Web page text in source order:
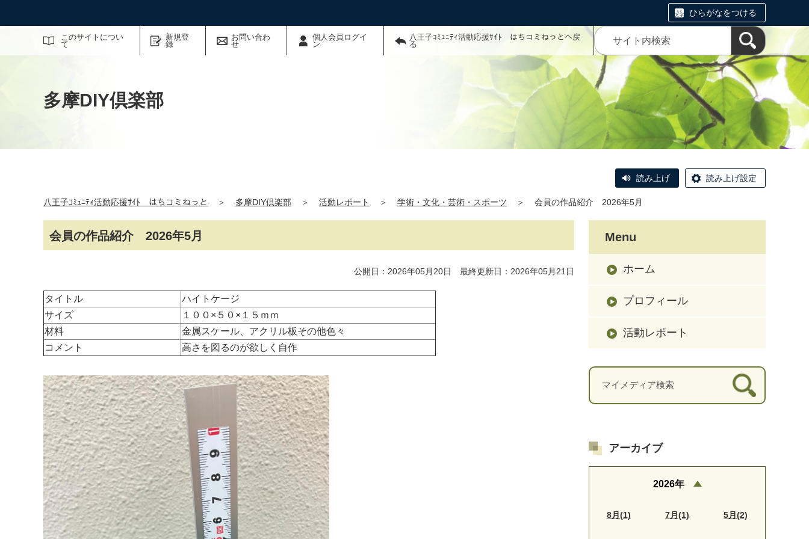
ひらがなをつける
このサイトについ
て
新規登
録
お問い合わ
せ
個人会員ログイ
ン
八王子ｺﾐｭﾆﾃｨ活動応援ｻｲﾄ はちコミねっとへ戻
る
サイト内検索
多摩DIY倶楽部
読み上げ 読み上げ設定
八王子ｺﾐｭﾆﾃｨ活動応援ｻｲﾄ はちコミねっと ＞ 多摩DIY倶楽部 ＞ 活動レポート ＞ 学術・文化・芸術・スポーツ ＞ 会員の作品紹介 2026年5月
会員の作品紹介 2026年5月
公開日：2026年05月20日 最終更新日：2026年05月21日
タイトル
ハイトケージ
サイズ
１００×５０×１５ｍｍ
材料
金属スケール、アクリル板その他色々
コメント
高さを図るのが欲しく自作
Menu
ホーム
プロフィール
活動レポート
マイメディア検索
アーカイブ
2026年
8月(1) 7月(1) 5月(2)